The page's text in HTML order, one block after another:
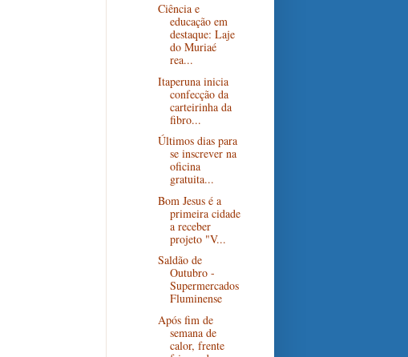
Ciência e
educação em
destaque: Laje
do Muriaé
rea...
Itaperuna inicia
confecção da
carteirinha da
fibro...
Últimos dias para
se inscrever na
oficina
gratuita...
Bom Jesus é a
primeira cidade
a receber
projeto "V...
Saldão de
Outubro -
Supermercados
Fluminense
Após fim de
semana de
calor, frente